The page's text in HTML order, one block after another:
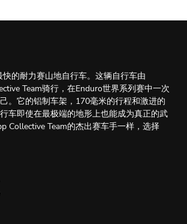
的耐力赛山地自行车。这辆自行车由
Team骑行，在Enduro世界系列赛中一次
。它的铝制车架，170毫米的行程和激进的
车即使在最极端的地形上也能成为真正的武
Collective Team的杰出赛车手一样，选择